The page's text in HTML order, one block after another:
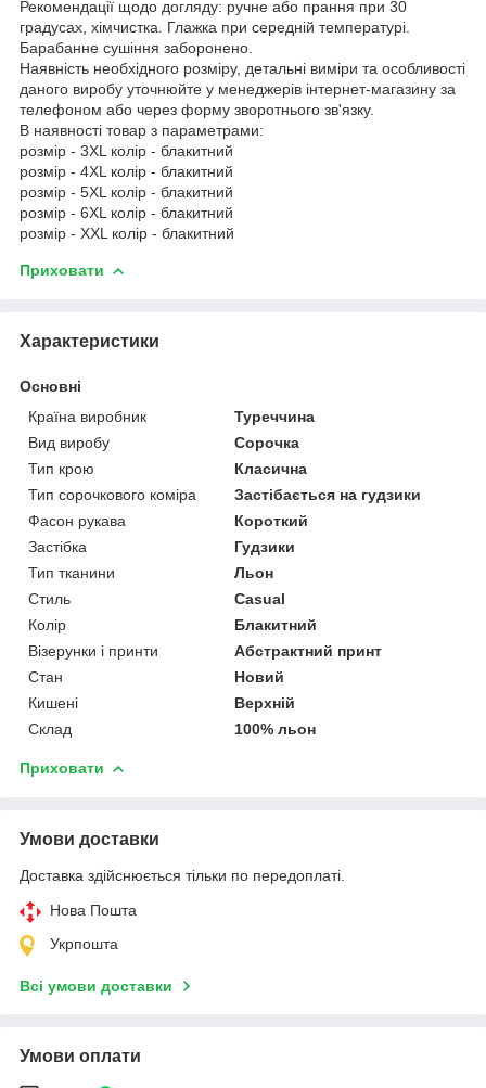
Рекомендації щодо догляду: ручне або прання при 30
градусах, хімчистка. Глажка при середній температурі.
Барабанне сушіння заборонено.
Наявність необхідного розміру, детальні виміри та особливості
даного виробу уточнюйте у менеджерів інтернет-магазину за
телефоном або через форму зворотнього зв'язку.
В наявності товар з параметрами:
розмір - 3XL колір - блакитний
розмір - 4XL колір - блакитний
розмір - 5XL колір - блакитний
розмір - 6XL колір - блакитний
розмір - XXL колір - блакитний
Приховати
Характеристики
Основні
Країна виробник
Туреччина
Вид виробу
Сорочка
Тип крою
Класична
Тип сорочкового коміра
Застібається на гудзики
Фасон рукава
Короткий
Застібка
Гудзики
Тип тканини
Льон
Стиль
Casual
Колір
Блакитний
Візерунки і принти
Абстрактний принт
Стан
Новий
Кишені
Верхній
Склад
100% льон
Приховати
Умови доставки
Доставка здійснюється тільки по передоплаті.
Нова Пошта
Укрпошта
Всі умови доставки
Умови оплати